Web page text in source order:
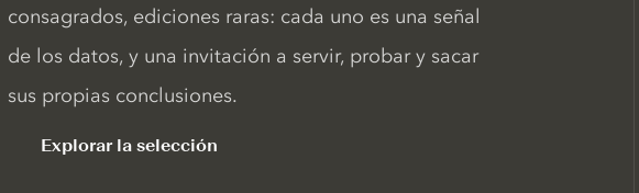
consagrados, ediciones raras: cada uno es una señal
de los datos, y una invitación a servir, probar y sacar
sus propias conclusiones.
Explorar la selección